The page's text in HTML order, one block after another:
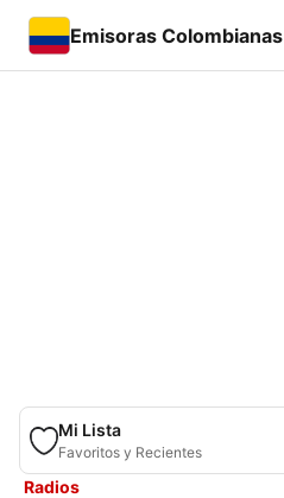
Emisoras Colombianas
Mi Lista
Favoritos y Recientes
Radios